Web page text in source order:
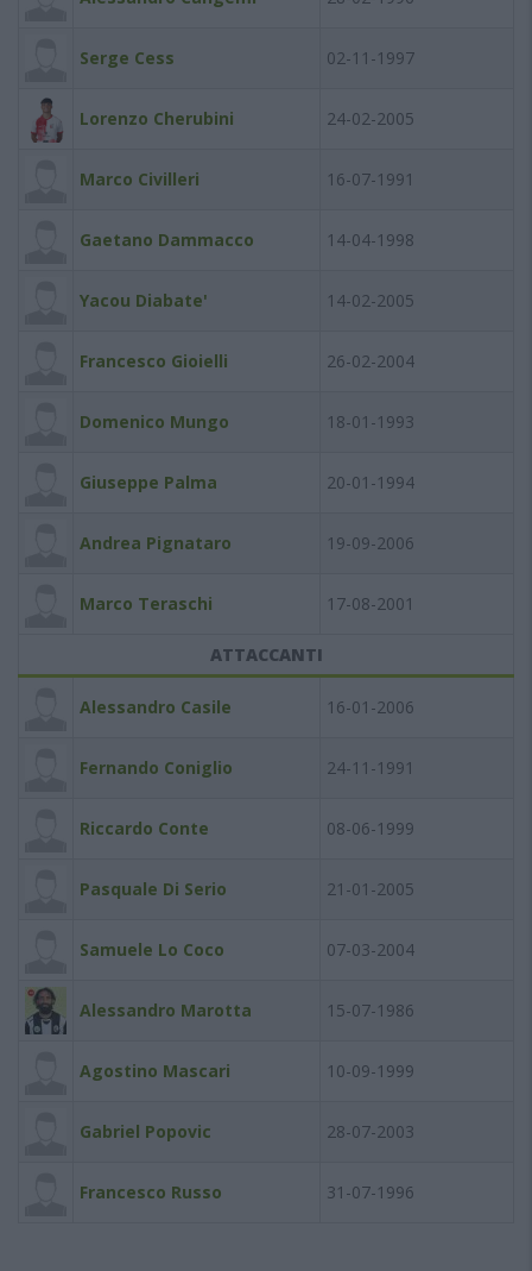
Serge Cess 02-11-1997
Lorenzo Cherubini 24-02-2005
Marco Civilleri 16-07-1991
Gaetano Dammacco 14-04-1998
Yacou Diabate' 14-02-2005
Francesco Gioielli 26-02-2004
Domenico Mungo 18-01-1993
Giuseppe Palma 20-01-1994
Andrea Pignataro 19-09-2006
Marco Teraschi 17-08-2001
ATTACCANTI
Alessandro Casile 16-01-2006
Fernando Coniglio 24-11-1991
Riccardo Conte 08-06-1999
Pasquale Di Serio 21-01-2005
Samuele Lo Coco 07-03-2004
Alessandro Marotta 15-07-1986
Agostino Mascari 10-09-1999
Gabriel Popovic 28-07-2003
Francesco Russo 31-07-1996